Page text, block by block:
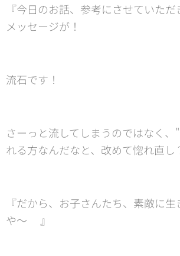
『今日のお話、参考にさせていた
メッセージが！
流石です！
さーっと流してしまうのではなく
れる方なんだなと、改めて惚れ直し
『だから、お子さんたち、素敵に
や〜❣️』